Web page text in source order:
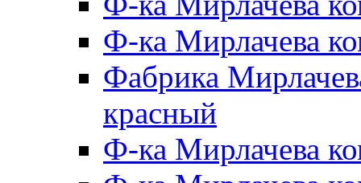
Ф-ка Мирлачева
Фабрика
красный
Ф-ка Мирлачева